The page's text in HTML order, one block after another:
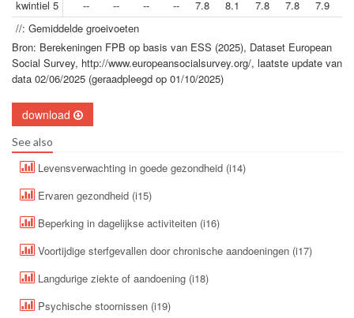
kwintiel 5 -- -- -- -- 7.8 8.1 7.8 7.8 7.9
//: Gemiddelde groeivoeten
Bron: Berekeningen FPB op basis van ESS (2025), Dataset European
Social Survey, http://www.europeansocialsurvey.org/, laatste update van
data 02/06/2025 (geraadpleegd op 01/10/2025)
download
See also
Levensverwachting in goede gezondheid (i14)
Ervaren gezondheid (i15)
Beperking in dagelijkse activiteiten (i16)
Voortijdige sterfgevallen door chronische aandoeningen (i17)
Langdurige ziekte of aandoening (i18)
Psychische stoornissen (i19)